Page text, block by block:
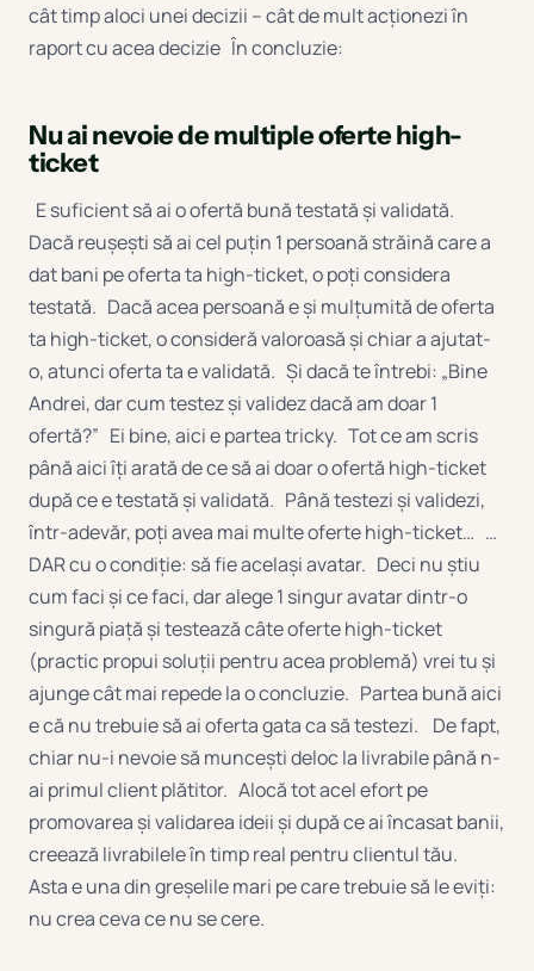
cât timp aloci unei decizii – cât de mult acționezi în
raport cu acea decizie În concluzie:
Nu ai nevoie de multiple oferte high-
ticket
E suficient să ai o ofertă bună testată și validată.
Dacă reușești să ai cel puțin 1 persoană străină care a
dat bani pe oferta ta high-ticket, o poți considera
testată. Dacă acea persoană e și mulțumită de oferta
ta high-ticket, o consideră valoroasă și chiar a ajutat-
o, atunci oferta ta e validată. Și dacă te întrebi: „Bine
Andrei, dar cum testez și validez dacă am doar 1
ofertă?” Ei bine, aici e partea tricky. Tot ce am scris
până aici îți arată de ce să ai doar o ofertă high-ticket
după ce e testată și validată. Până testezi și validezi,
într-adevăr, poți avea mai multe oferte high-ticket… …
DAR cu o condiție: să fie același avatar. Deci nu știu
cum faci și ce faci, dar alege 1 singur avatar dintr-o
singură piață și testează câte oferte high-ticket
(practic propui soluții pentru acea problemă) vrei tu și
ajunge cât mai repede la o concluzie. Partea bună aici
e că nu trebuie să ai oferta gata ca să testezi. De fapt,
chiar nu-i nevoie să muncești deloc la livrabile până n-
ai primul client plătitor. Alocă tot acel efort pe
promovarea și validarea ideii și după ce ai încasat banii,
creează livrabilele în timp real pentru clientul tău.
Asta e una din greșelile mari pe care trebuie să le eviți:
nu crea ceva ce nu se cere.